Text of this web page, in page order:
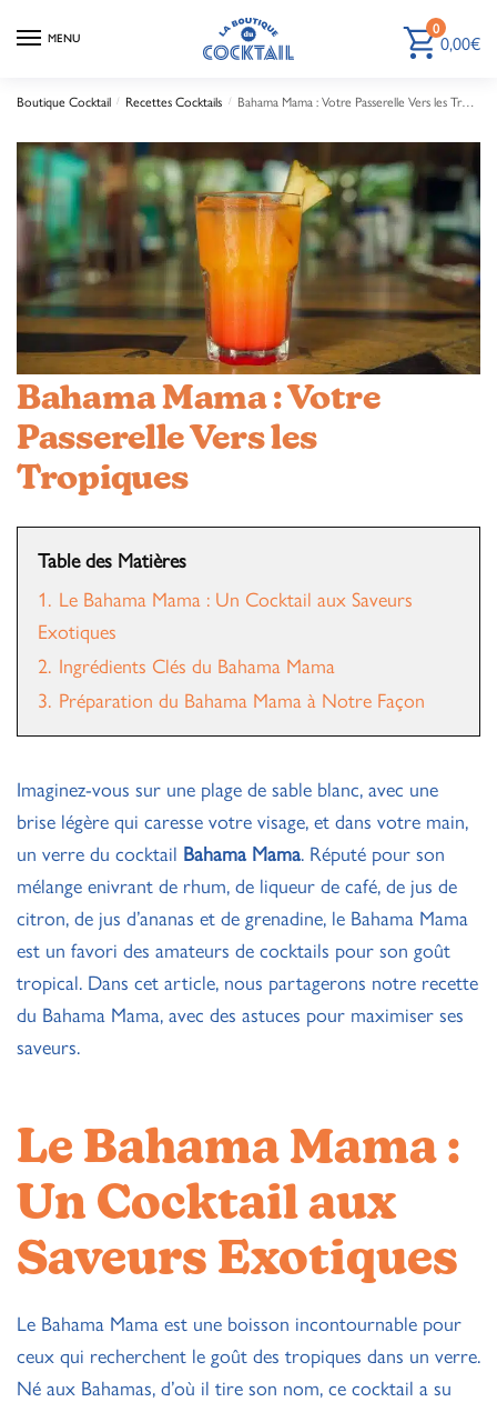
MENU 0
0,00€
Boutique Cocktail / Recettes Cocktails / Bahama Mama : Votre Passerelle Vers les Tropiques
Bahama Mama : Votre
Passerelle Vers les
Tropiques
Table des Matières
1. Le Bahama Mama : Un Cocktail aux Saveurs
Exotiques
2. Ingrédients Clés du Bahama Mama
3. Préparation du Bahama Mama à Notre Façon
Imaginez-vous sur une plage de sable blanc, avec une
brise légère qui caresse votre visage, et dans votre main,
un verre du cocktail Bahama Mama. Réputé pour son
mélange enivrant de rhum, de liqueur de café, de jus de
citron, de jus d’ananas et de grenadine, le Bahama Mama
est un favori des amateurs de cocktails pour son goût
tropical. Dans cet article, nous partagerons notre recette
du Bahama Mama, avec des astuces pour maximiser ses
saveurs.
Le Bahama Mama :
Un Cocktail aux
Saveurs Exotiques
Le Bahama Mama est une boisson incontournable pour
ceux qui recherchent le goût des tropiques dans un verre.
Né aux Bahamas, d’où il tire son nom, ce cocktail a su